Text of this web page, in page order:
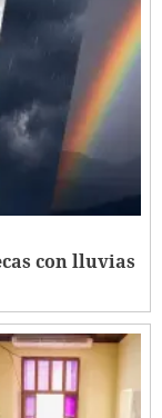
con lluvias